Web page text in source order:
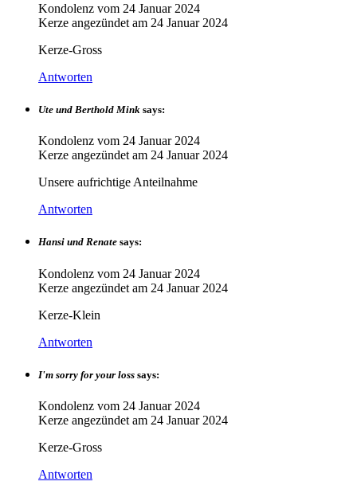
Kondolenz vom 24 Januar 2024
Kerze angezündet am 24 Januar 2024
Kerze-Gross
Antworten
Ute und Berthold Mink says:
Kondolenz vom 24 Januar 2024
Kerze angezündet am 24 Januar 2024
Unsere aufrichtige Anteilnahme
Antworten
Hansi und Renate says:
Kondolenz vom 24 Januar 2024
Kerze angezündet am 24 Januar 2024
Kerze-Klein
Antworten
I'm sorry for your loss says:
Kondolenz vom 24 Januar 2024
Kerze angezündet am 24 Januar 2024
Kerze-Gross
Antworten